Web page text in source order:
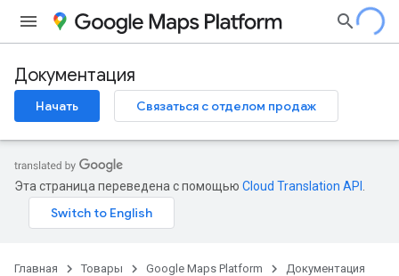
Документация
Начать Связаться с отделом продаж
Эта страница переведена с помощью Cloud Translation API
Главная Товары Google Maps Platform
Документация